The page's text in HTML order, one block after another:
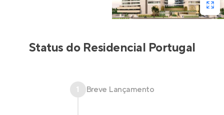
Status do Residencial Portugal
1 Breve Lançamento